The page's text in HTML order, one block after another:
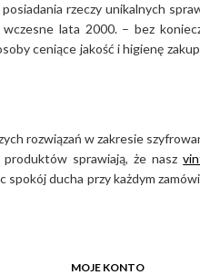
rzeczy unikalnych
lata 2000. – bez
ceniące jakość i higienę
rozwiązań w zakresie
produktów sprawiają, że nasz
ducha przy każdym
MOJE KONTO